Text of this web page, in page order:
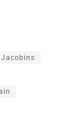
Jacobins